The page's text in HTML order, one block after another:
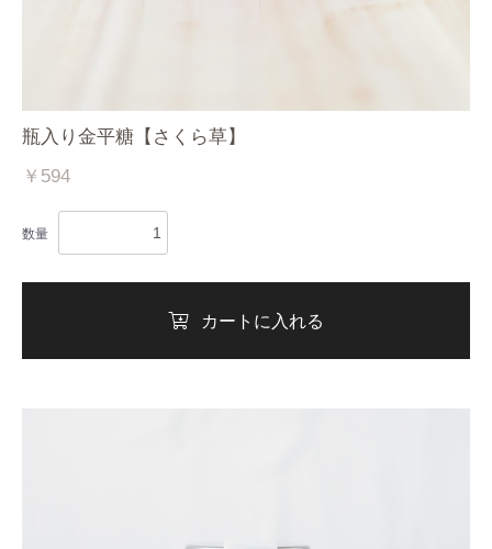
瓶入り金平糖【さくら草】
￥594
数量
カートに入れる